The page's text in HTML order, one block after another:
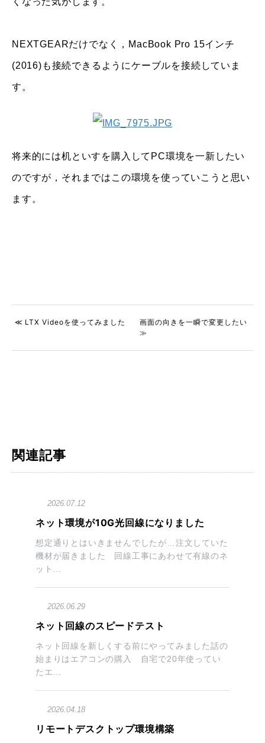
NEXTGEARだけでなく，MacBook Pro 15インチ
(2016)も接続できるようにケーブルを接続していま
す。
将来的には机といすを購入してPC環境を一新したい
のですが，それまではこの環境を使っていこうと思い
ます。
≪ LTX Videoを使ってみました
画面の向きを一瞬で変更したい
≫
関連記事
2026.07.12
ネット環境が10G光回線になりました
想定通りとはいきませんでしたが…注文していた
機材が届きました 回線工事にあわせて有線のネ
ット...
2026.06.29
ネット回線のスピードテスト
ネット回線を新しくする前にやってみました話の
始まりはエアコンの購入 自宅で20年使ってい
たエ...
2026.04.18
リモートデスクトップ環境構築